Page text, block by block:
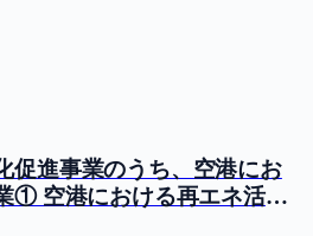
促進事業のうち、空港にお
① 空港における再エネ活用